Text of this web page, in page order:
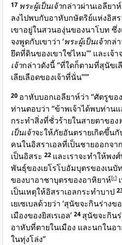
17 พระผู้เป็นเจ้ากล่าวผ่านเอลียา
ลงไปพบกับอาหับกษัตริย์แห่งอิสร
เขาอยู่ในสวนองุ่นของนาโบท ซึ่ง
จงพูดกับเขาว่า ‘พระผู้เป็นเจ้ากล่
ยึดที่ดินของเขาใช่ไหม”’ และเจ้า
เจ้ากล่าวดังนี้ “ที่ใดก็ตามที่สุนัขเ
เลียเลือดของเจ้าที่นั่น”’”
20 อาหับบอกเอลียาห์ว่า “ศัตรูขอ
ท่านตอบว่า “ข้าพเจ้าได้พบท่าน
กระทำสิ่งที่ชั่วร้ายในสายตาของ
เป็นเจ้าจะให้ภัยอันตรายเกิดขึ้น
คนในอิสราเอลที่เป็นชายออกจ
เป็นอิสระ 22 และเราจะทำให้พง
พันธุ์ของเยโรโบอัมบุตรของเนบัท
ของบาอาชาบุตรของอาหิยาห์[c]
เป็นเหตุให้อิสราเอลกระทำบาป
เยเซเบลด้วยว่า ‘สุนัขจะกินร่างข
เมืองของยิสเรเอล’ 24 สุนัขจะกิน
อาหับที่ตายในเมือง และนกในอ
ในทุ่งโล่ง”